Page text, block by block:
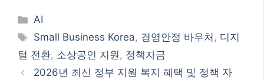
Categories
AI
Tags
Small Business Korea, 경영안정 바우처 , 디지
털 전환, 소상공인 지원, 정책자금
2026년 최신 정부 지원 복지 혜택 및 정책 자